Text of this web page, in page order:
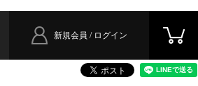
新規会員 / ログイン